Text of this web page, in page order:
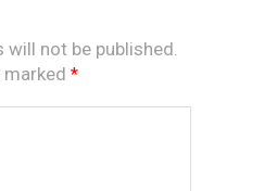
not be published.
marked *